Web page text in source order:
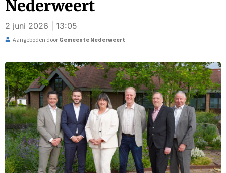
Nederweert
2 juni 2026 | 13:05
Aangeboden door Gemeente Nederweert